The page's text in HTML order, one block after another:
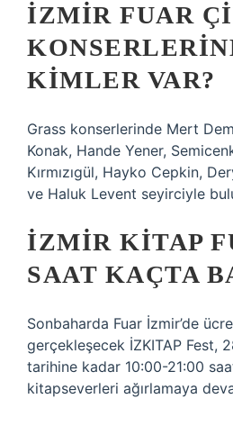
İZMIR FUAR
KIMLER VAR?
Grass konserlerinde Mert
Konak, Hande Yener,
Kırmızıgül, Hayko Cepkin,
ve Haluk Levent seyirciyle
İZMIR KITAP
SAAT KAÇTA
Sonbaharda Fuar İzmir’de
gerçekleşecek İZKITAP Fest,
tarihine kadar 10:00-21:00
kitapseverleri ağırlamaya